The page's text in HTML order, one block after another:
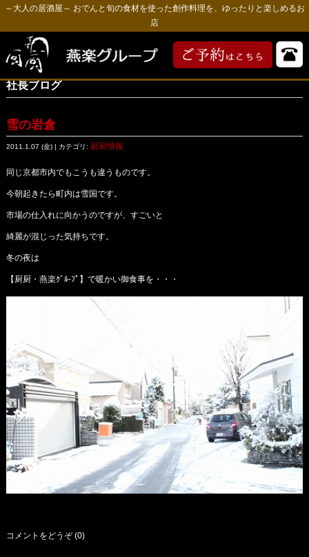
～大人の居酒屋～ おでんと旬の食材を使った創作料理を、ゆったりと楽しめるお
店
社長ブログ
雪の岩倉
2011.1.07 (金) | カテゴリ: 厨厨情報
同じ京都市内でもこうも違うものです。
今朝起きたら町内は雪国です。
市場の仕入れに向かうのですが、すごいと
綺麗が混じった気持ちです。
冬の夜は
【厨厨・燕楽ｸﾞﾙ-ﾌﾟ】で暖かい御食事を・・・
コメントをどうぞ (0)